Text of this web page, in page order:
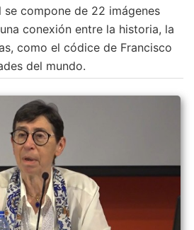
compone de 22 imágenes
conexión entre la historia, la
como el códice de Francisco
del mundo.